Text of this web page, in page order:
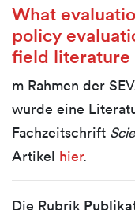
What
policy
field
m Rahmen der
wurde eine
Fachzeitschrift
Artikel hier.
Die Rubrik